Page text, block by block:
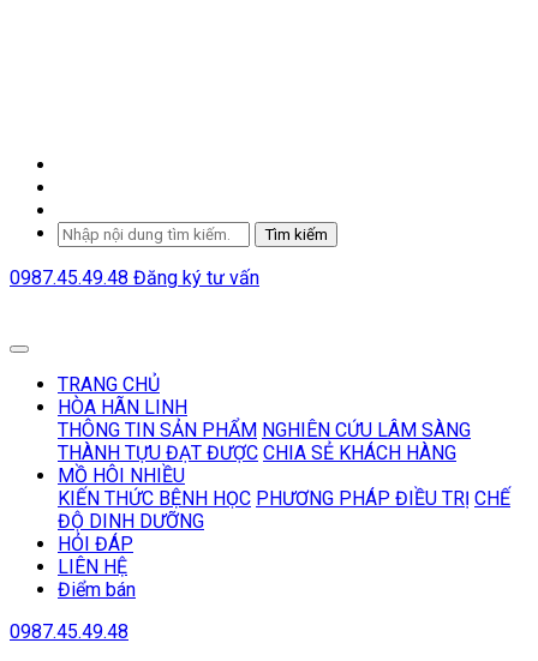
Tìm kiếm
0987.45.49.48 Đăng ký tư vấn
TRANG CHỦ
HÒA HÃN LINH
THÔNG TIN SẢN PHẨM NGHIÊN CỨU LÂM SÀNG
THÀNH TỰU ĐẠT ĐƯỢC CHIA SẺ KHÁCH HÀNG
MỒ HÔI NHIỀU
KIẾN THỨC BỆNH HỌC PHƯƠNG PHÁP ĐIỀU TRỊ CHẾ
ĐỘ DINH DƯỠNG
HỎI ĐÁP
LIÊN HỆ
Điểm bán
0987.45.49.48